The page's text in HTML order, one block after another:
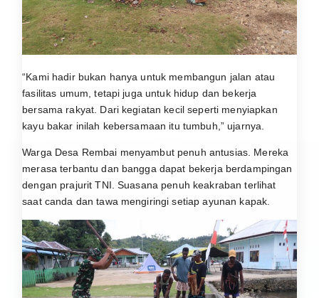
“Kami hadir bukan hanya untuk membangun jalan atau
fasilitas umum, tetapi juga untuk hidup dan bekerja
bersama rakyat. Dari kegiatan kecil seperti menyiapkan
kayu bakar inilah kebersamaan itu tumbuh,” ujarnya.
Warga Desa Rembai menyambut penuh antusias. Mereka
merasa terbantu dan bangga dapat bekerja berdampingan
dengan prajurit TNI. Suasana penuh keakraban terlihat
saat canda dan tawa mengiringi setiap ayunan kapak.